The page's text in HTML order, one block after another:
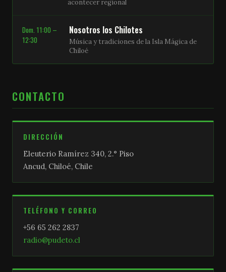
acontecer regional
Dom. 11:00 –
12:30
Nosotros los Chilotes
Música y tradiciones de la Isla Mágica de
Chiloé
CONTACTO
DIRECCIÓN
Eleuterio Ramírez 340, 2.° Piso
Ancud, Chiloé, Chile
TELÉFONO Y CORREO
+56 65 262 2837
radio@pudeto.cl